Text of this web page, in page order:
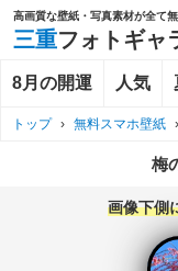
高画質な壁紙・写真素材が全て
三重フォトギャ
8月の開運 人気
トップ › 無料スマホ壁紙 ›
梅
画像下側